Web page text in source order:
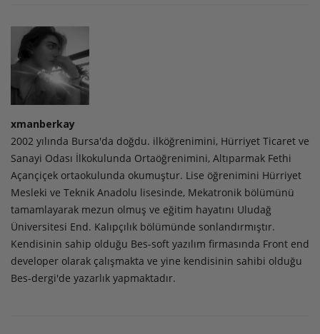
xmanberkay
2002 yılında Bursa'da doğdu. ilköğrenimini, Hürriyet Ticaret ve
Sanayi Odası İlkokulunda Ortaöğrenimini, Altıparmak Fethi
Açançiçek ortaokulunda okumuştur. Lise öğrenimini Hürriyet
Mesleki ve Teknik Anadolu lisesinde, Mekatronik bölümünü
tamamlayarak mezun olmuş ve eğitim hayatını Uludağ
Üniversitesi End. Kalıpçılık bölümünde sonlandırmıştır.
Kendisinin sahip olduğu Bes-soft yazılım firmasında Front end
developer olarak çalışmakta ve yine kendisinin sahibi olduğu
Bes-dergi'de yazarlık yapmaktadır.